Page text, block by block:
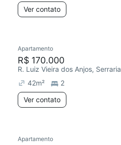
Ver contato
Apartamento
R$ 170.000
R. Luiz Vieira dos Anjos, Serraria
42m²
2
Ver contato
Redecorar
Apartamento